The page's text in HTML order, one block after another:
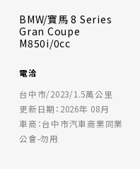
BMW/寶馬 8 Series
Gran Coupe
M850i/0cc
電洽
台中市/2023/1.5萬公里
更新日期：2026年 08月
車商：台中市汽車商業同業
公會-勿用